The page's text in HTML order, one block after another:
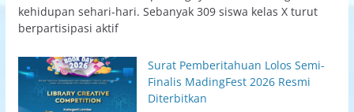
kehidupan sehari-hari. Sebanyak 309 siswa kelas X turut
berpartisipasi aktif
Surat Pemberitahuan Lolos Semi-
Finalis MadingFest 2026 Resmi
Diterbitkan